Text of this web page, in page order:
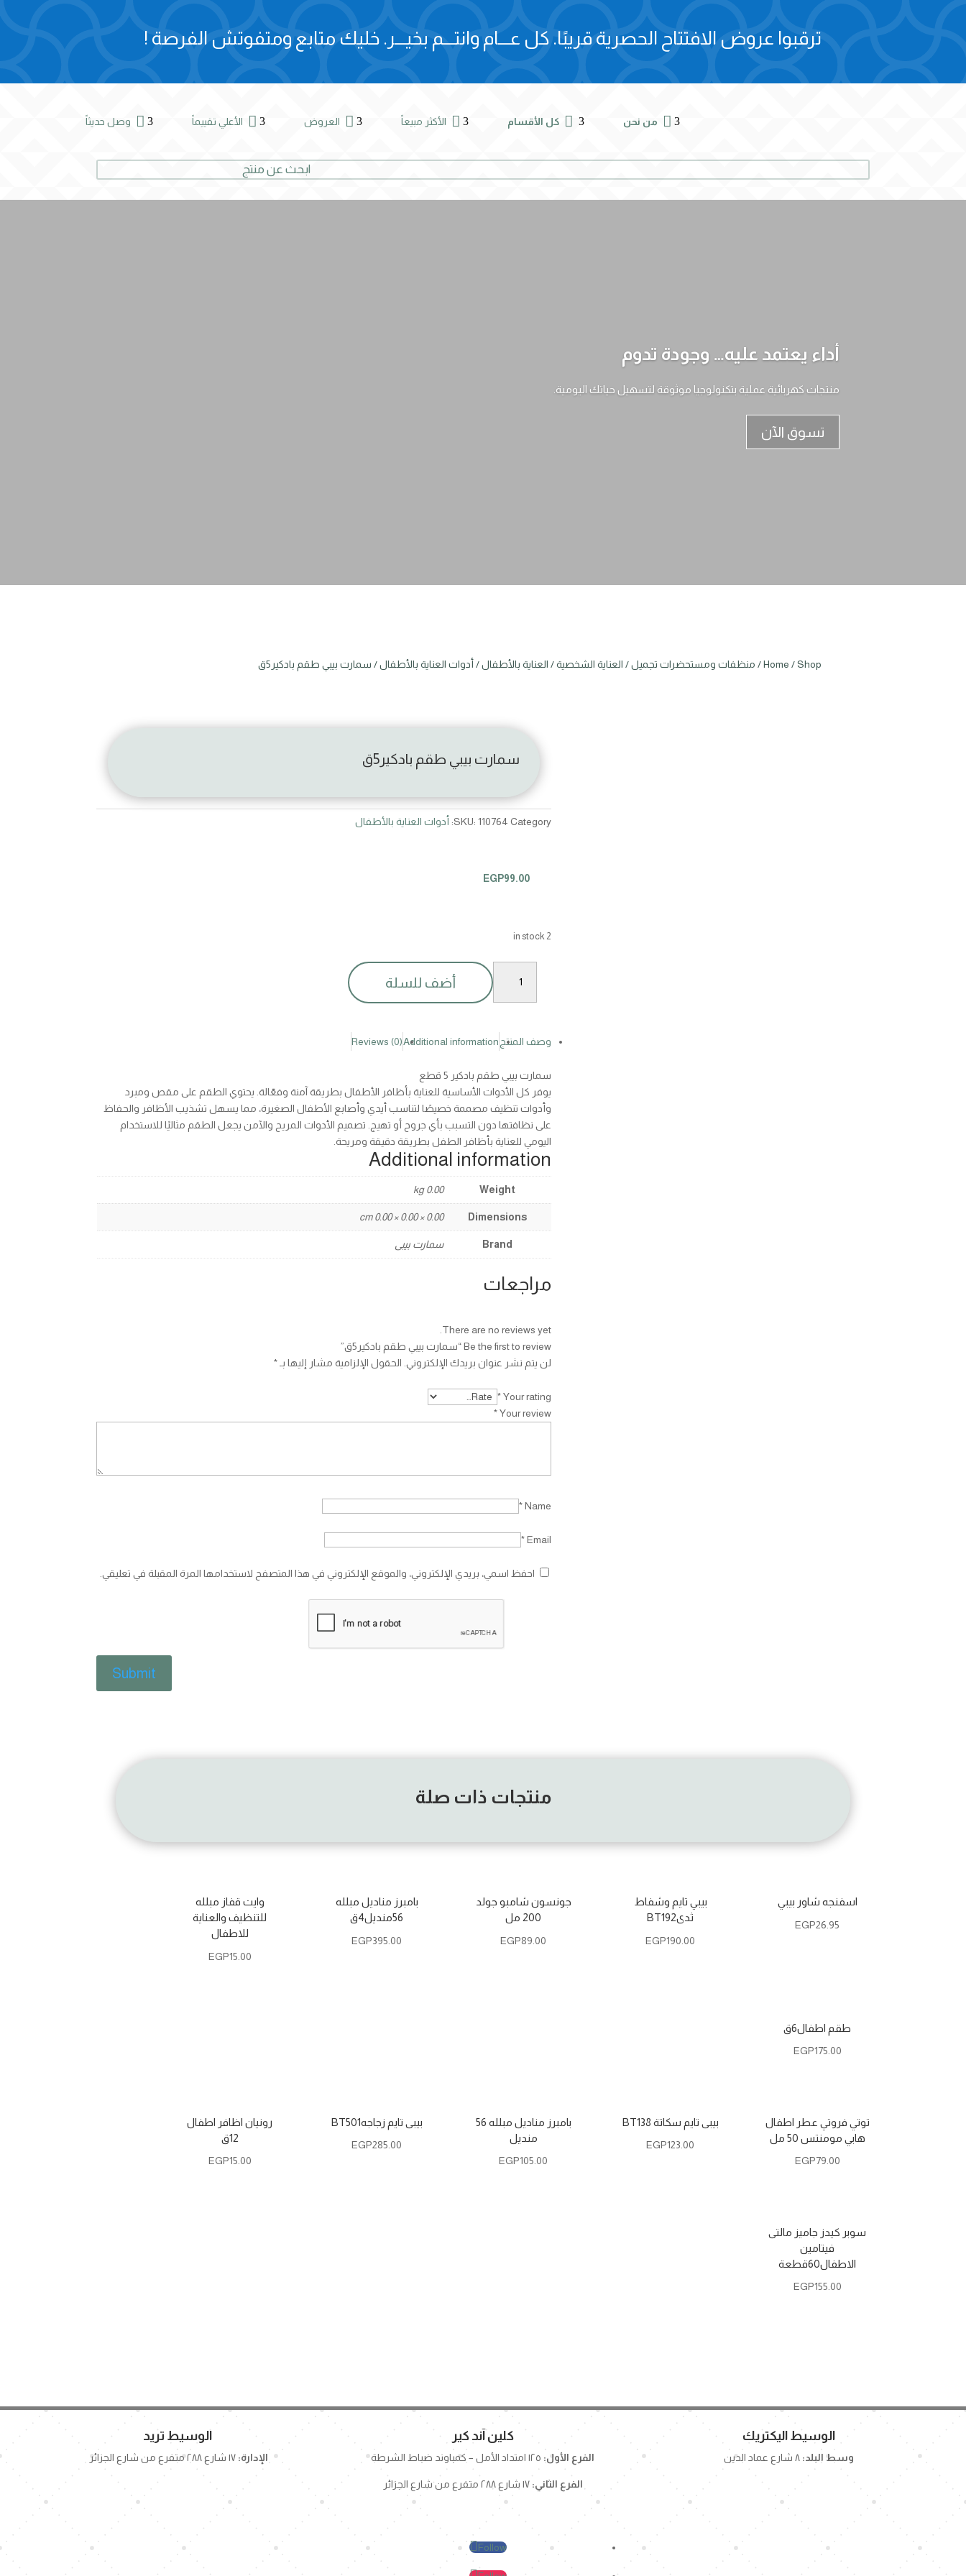
ترقبوا عروض الافتتاح الحصرية قريبًا. كل عـــام وانتـــم بخيـــر. خليك متابع ومتفوتش الفرصة !
3
 من نحن 3
 كل الأقسام 3
 الأكثر مبيعاً 3
 العروض 3
 الأعلي تقييماً 3
 وصل حديثاً
أداء يعتمد عليه… وجودة تدوم
منتجات كهربائية عملية بتكنولوجيا موثوقة لتسهيل حياتك اليومية.
تسوق الآن
Home /Shop
/ منظفات ومستحضرات تجميل/ العناية الشخصية/ العناية بالأطفال/ أدوات العناية بالأطفال/ سمارت بيبي طقم بادكير5ق
سمارت بيبي طقم بادكير5ق
SKU: 110764 Category: أدوات العناية بالأطفال
EGP99.00
2 in stock
بيبي
أضف للسلة
وصف المنتج Additional information
Reviews (0)
سمارت بيبي طقم بادكير 5 قطع
يوفر كل الأدوات الأساسية للعناية بأظافر الأطفال بطريقة آمنة وفعّالة. يحتوي الطقم على مقص ومبرد
وأدوات تنظيف مصممة خصيصًا لتناسب أيدي وأصابع الأطفال الصغيرة، مما يسهل تشذيب الأظافر والحفاظ
على نظافتها دون التسبب بأي جروح أو تهيج. تصميم الأدوات المريح والآمن يجعل الطقم مثاليًا للاستخدام
اليومي للعناية بأظافر الطفل بطريقة دقيقة ومريحة.
Additional information
Weight
0.00 kg
Dimensions
0.00 × 0.00 × 0.00 cm
Brand سمارت بيبى
مراجعات
There are no reviews yet.
Be the first to review “سمارت بيبي طقم بادكير5ق”
لن يتم نشر عنوان بريدك الإلكتروني. الحقول الإلزامية مشار إليها بـ*
Your rating
*
Your review
*
Name
*
Email
*
احفظ اسمي، بريدي الإلكتروني، والموقع الإلكتروني في هذا المتصفح لاستخدامها المرة المقبلة في تعليقي.
منتجات ذات صلة
اسفنجه شاور بيبي
EGP26.95
بيبي تايم وشفاط
ثدىBT192
EGP190.00
جونسون شامبو جولد
200 مل
EGP89.00
بامبرز مناديل مبلله
56منديل4ق
EGP395.00
وايت قفاز مبلله
للتنظيف والعناية
للاطفال
EGP15.00
طقم اطفال6ق
EGP175.00
توتي فروتي عطر اطفال
هابي مومنتس 50 مل
EGP79.00
بيبى تايم سكاتة BT138
EGP123.00
بامبرز مناديل مبلله 56
منديل
EGP105.00
بيبى تايم زجاجهBT501
EGP285.00
رونيان اظافر اطفال
12ق
EGP15.00
سوبر كيدز جاميز مالتى
فيتامين
الاطفال60قطعة
EGP155.00
الوسيط تريد
الإدارة: ١٧ شارع ٢٨٨ متفرع من شارع الجزائر
كلين آند كير
الفرع الأول:
الفرع الثاني: ١٧ شارع ٢٨٨ متفرع من شارع الجزائر
الوسيط اليكتريك
وسط البلد: ٨ شارع عماد الدين
Follow